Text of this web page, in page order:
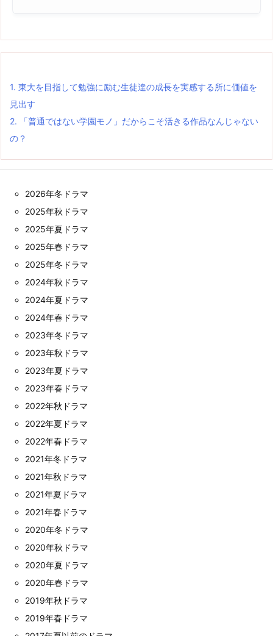
1. 東大を目指して勉強に励む生徒達の成長を実感する所に価値を
見出す
2. 「普通ではない学園モノ」だからこそ活きる作品なんじゃない
の？
2026年冬ドラマ
2025年秋ドラマ
2025年夏ドラマ
2025年春ドラマ
2025年冬ドラマ
2024年秋ドラマ
2024年夏ドラマ
2024年春ドラマ
2023年冬ドラマ
2023年秋ドラマ
2023年夏ドラマ
2023年春ドラマ
2022年秋ドラマ
2022年夏ドラマ
2022年春ドラマ
2021年冬ドラマ
2021年秋ドラマ
2021年夏ドラマ
2021年春ドラマ
2020年冬ドラマ
2020年秋ドラマ
2020年夏ドラマ
2020年春ドラマ
2019年秋ドラマ
2019年春ドラマ